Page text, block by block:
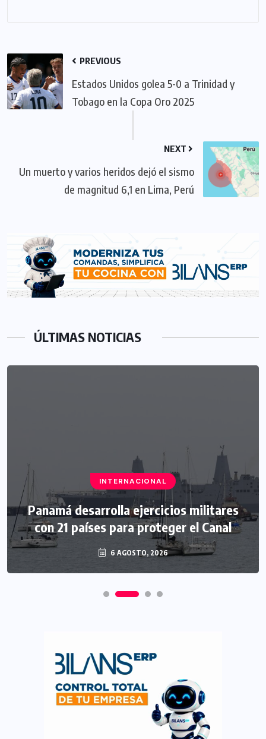
PREVIOUS
Estados Unidos golea 5-0 a Trinidad y
Tobago en la Copa Oro 2025
NEXT
Un muerto y varios heridos dejó el sismo
de magnitud 6,1 en Lima, Perú
ÚLTIMAS NOTICIAS
INTERNACIONAL
Panamá desarrolla ejercicios militares
con 21 países para proteger el Canal
6 AGOSTO, 2026